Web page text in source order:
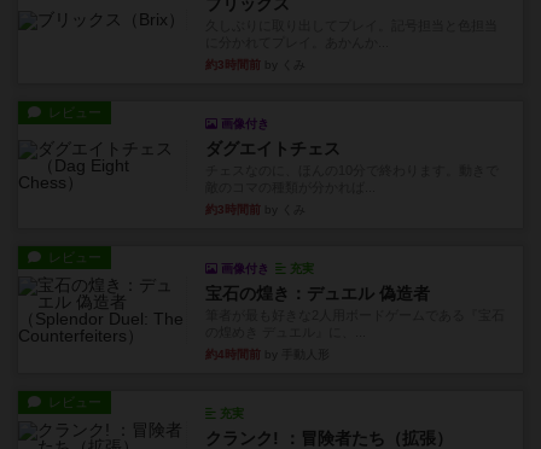
約3時間前
レビュー
画像付き
ダグエイトチェス
約3時間前
レビュー
画像付き 充実
宝石の煌き：デュエル 偽造者
約4時間前
レビュー
充実
クランク! ：冒険者たち（拡張）